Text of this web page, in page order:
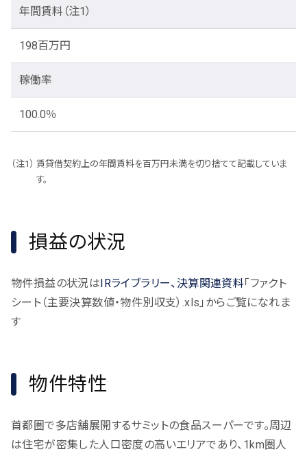
年間賃料 （注1）
198百万円
稼働率
100.0％
賃貸借契約上の年間賃料を百万円未満を切り捨てて記載していま
す。
損益の状況
物件損益の状況はIRライブラリー、決算関連資料「ファクト
シート（主要決算数値・物件別収支）.xls」からご覧になれま
す
物件特性
首都圏で多店舗展開するサミットの食品スーパーです。周辺
は住宅が密集した人口密度の高いエリアであり、1km圏人